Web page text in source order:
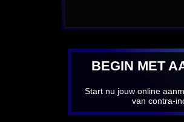
BEGIN MET
Start nu jouw online
van contra-